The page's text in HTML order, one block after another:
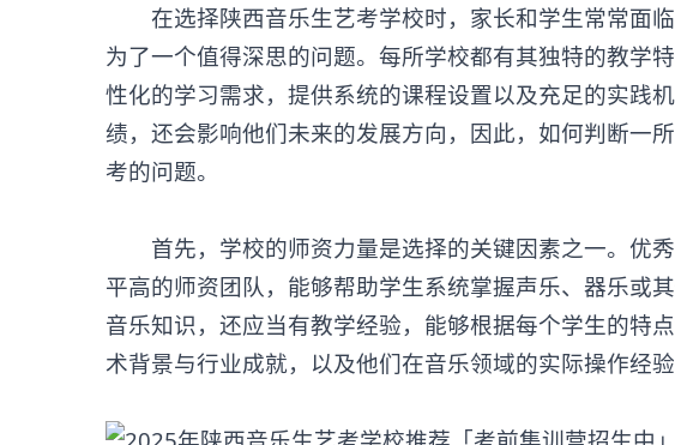
在选择陕西音乐生艺考学校时，家长和学生常常面
为了一个值得深思的问题。每所学校都有其独特的教学
性化的学习需求，提供系统的课程设置以及充足的实践
绩，还会影响他们未来的发展方向，因此，如何判断一
考的问题。
首先，学校的师资力量是选择的关键因素之一。优
平高的师资团队，能够帮助学生系统掌握声乐、器乐或
音乐知识，还应当有教学经验，能够根据每个学生的特
术背景与行业成就，以及他们在音乐领域的实际操作经